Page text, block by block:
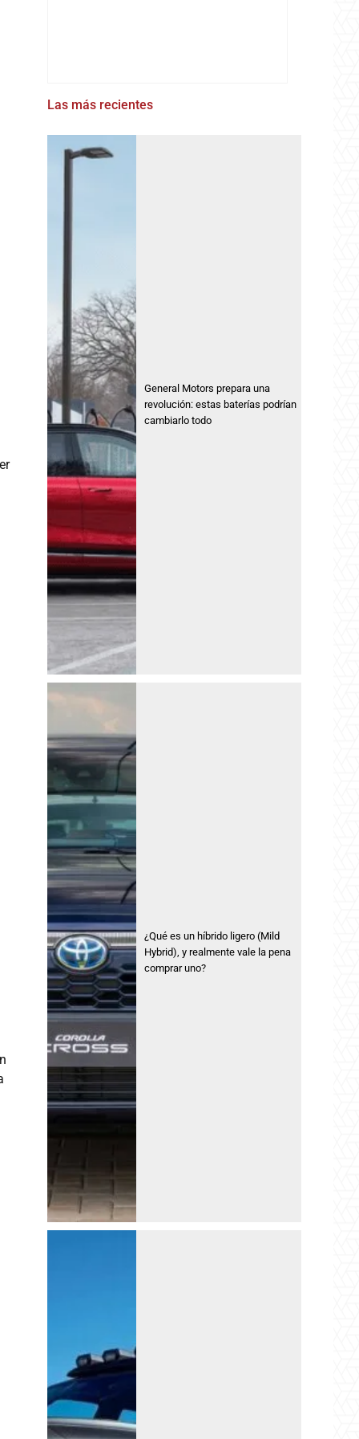
Las más recientes
General Motors prepara una
revolución: estas baterías podrían
cambiarlo todo
¿Qué es un híbrido ligero (Mild
Hybrid), y realmente vale la pena
comprar uno?